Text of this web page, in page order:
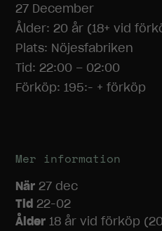
27 December
Ålder: 20 år (18+ vid
Plats: Nöjesfabriken
Tid: 22:00 – 02:00
Förköp: 195:- + förköp
Mer information
När 27 dec
Tid 22-02
Ålder 18 år vid förköp